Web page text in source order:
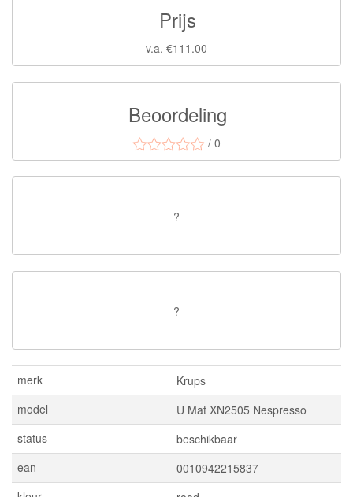
Prijs
v.a. €111.00
Beoordeling
/ 0
?
?
merk
Krups
model
U Mat XN2505 Nespresso
status
beschikbaar
ean
0010942215837